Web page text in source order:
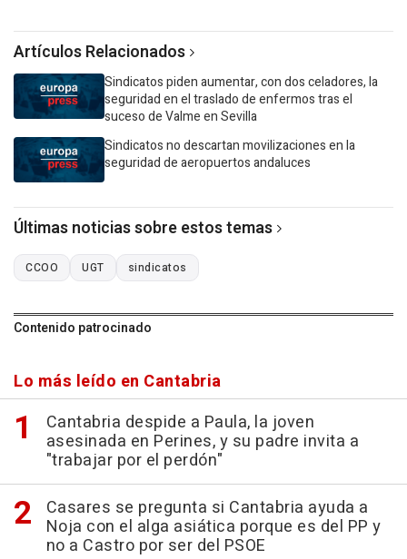
Artículos Relacionados
Sindicatos piden aumentar, con dos celadores, la
seguridad en el traslado de enfermos tras el
suceso de Valme en Sevilla
Sindicatos no descartan movilizaciones en la
seguridad de aeropuertos andaluces
Últimas noticias sobre estos temas
CCOO UGT sindicatos
Contenido patrocinado
Lo más leído en Cantabria
Cantabria despide a Paula, la joven
asesinada en Perines, y su padre invita a
"trabajar por el perdón"
Casares se pregunta si Cantabria ayuda a
Noja con el alga asiática porque es del PP y
no a Castro por ser del PSOE